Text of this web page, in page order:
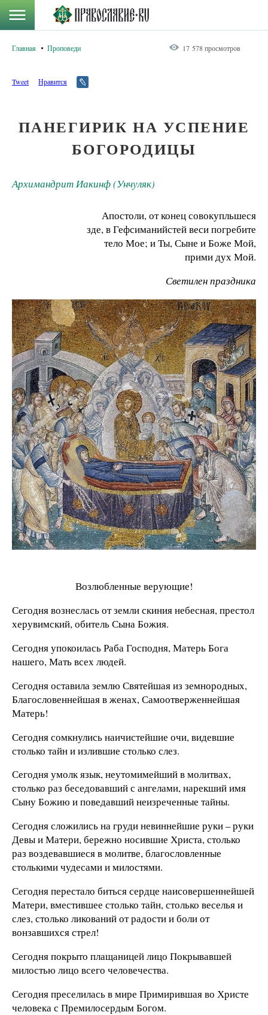
Главная Проповеди 17 578 просмотров
Tweet Нравится
ПАНЕГИРИК НА УСПЕНИЕ
БОГОРОДИЦЫ
Архимандрит Иакинф (Унчуляк)
Апостоли, от конец совокупльшеся
зде, в Гефсиманийстей веси погребите
тело Мое; и Ты, Сыне и Боже Мой,
прими дух Мой.
Светилен праздника
Возлюбленные верующие!
Сегодня вознеслась от земли скиния небесная, престол
херувимский, обитель Сына Божия.
Сегодня упокоилась Раба Господня, Матерь Бога
нашего, Мать всех людей.
Сегодня оставила землю Святейшая из земнородных,
Благословеннейшая в женах, Самоотверженнейшая
Матерь!
Сегодня сомкнулись наичистейшие очи, видевшие
столько тайн и излившие столько слез.
Сегодня умолк язык, неутомимейший в молитвах,
столько раз беседовавший с ангелами, нарекший имя
Сыну Божию и поведавший неизреченные тайны.
Сегодня сложились на груди невиннейшие руки – руки
Девы и Матери, бережно носившие Христа, столько
раз воздевавшиеся в молитве, благословленные
столькими чудесами и милостями.
Сегодня перестало биться сердце наисовершеннейшей
Матери, вместившее столько тайн, столько веселья и
слез, столько ликований от радости и боли от
вонзавшихся стрел!
Сегодня покрыто плащаницей лицо Покрывавшей
милостью лицо всего человечества.
Сегодня преселилась в мире Примирившая во Христе
человека с Премилосердым Богом.